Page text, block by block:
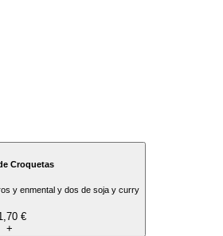
Croquetas
y enmental y dos de soja y curry
€
+